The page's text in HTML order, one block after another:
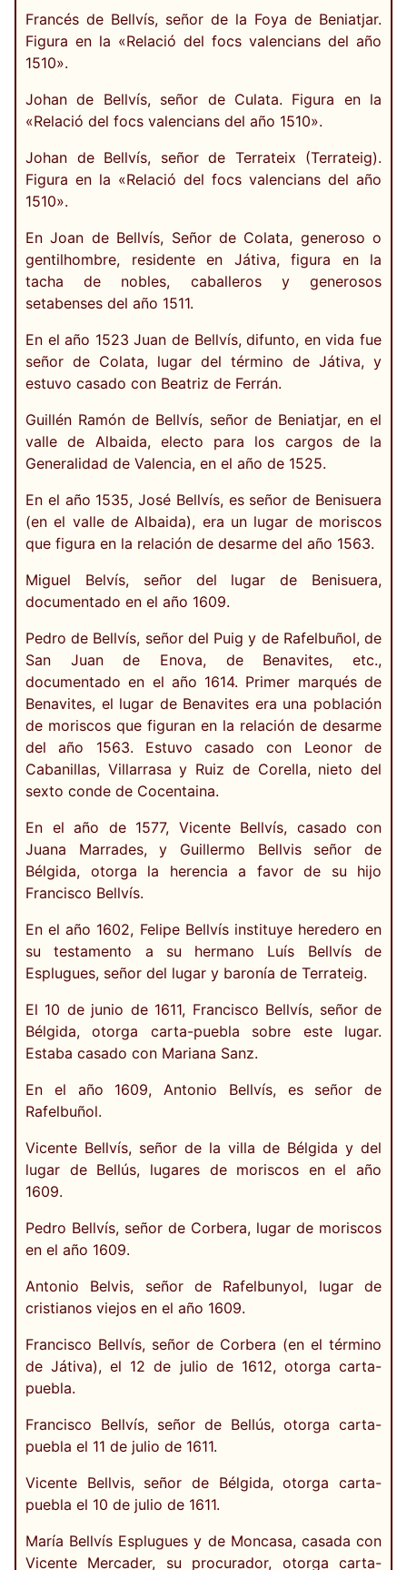
Francés de Bellvís, señor de la Foya de Beniatjar.
Figura en la «Relació del focs valencians del año
1510».
Johan de Bellvís, señor de Culata. Figura en la
«Relació del focs valencians del año 1510».
Johan de Bellvís, señor de Terrateix (Terrateig).
Figura en la «Relació del focs valencians del año
1510».
En Joan de Bellvís, Señor de Colata, generoso o
gentilhombre, residente en Játiva, figura en la
tacha de nobles, caballeros y generosos
setabenses del año 1511.
En el año 1523 Juan de Bellvís, difunto, en vida fue
señor de Colata, lugar del término de Játiva, y
estuvo casado con Beatriz de Ferrán.
Guillén Ramón de Bellvís, señor de Beniatjar, en el
valle de Albaida, electo para los cargos de la
Generalidad de Valencia, en el año de 1525.
En el año 1535, José Bellvís, es señor de Benisuera
(en el valle de Albaida), era un lugar de moriscos
que figura en la relación de desarme del año 1563.
Miguel Belvís, señor del lugar de Benisuera,
documentado en el año 1609.
Pedro de Bellvís, señor del Puig y de Rafelbuñol, de
San Juan de Enova, de Benavites, etc.,
documentado en el año 1614. Primer marqués de
Benavites, el lugar de Benavites era una población
de moriscos que figuran en la relación de desarme
del año 1563. Estuvo casado con Leonor de
Cabanillas, Villarrasa y Ruiz de Corella, nieto del
sexto conde de Cocentaina.
En el año de 1577, Vicente Bellvís, casado con
Juana Marrades, y Guillermo Bellvis señor de
Bélgida, otorga la herencia a favor de su hijo
Francisco Bellvís.
En el año 1602, Felipe Bellvís instituye heredero en
su testamento a su hermano Luís Bellvís de
Esplugues, señor del lugar y baronía de Terrateig.
El 10 de junio de 1611, Francisco Bellvís, señor de
Bélgida, otorga carta-puebla sobre este lugar.
Estaba casado con Mariana Sanz.
En el año 1609, Antonio Bellvís, es señor de
Rafelbuñol.
Vicente Bellvís, señor de la villa de Bélgida y del
lugar de Bellús, lugares de moriscos en el año
1609.
Pedro Bellvís, señor de Corbera, lugar de moriscos
en el año 1609.
Antonio Belvis, señor de Rafelbunyol, lugar de
cristianos viejos en el año 1609.
Francisco Bellvís, señor de Corbera (en el término
de Játiva), el 12 de julio de 1612, otorga carta-
puebla.
Francisco Bellvís, señor de Bellús, otorga carta-
puebla el 11 de julio de 1611.
Vicente Bellvis, señor de Bélgida, otorga carta-
puebla el 10 de julio de 1611.
María Bellvís Esplugues y de Moncasa, casada con
Vicente Mercader, su procurador, otorga carta-